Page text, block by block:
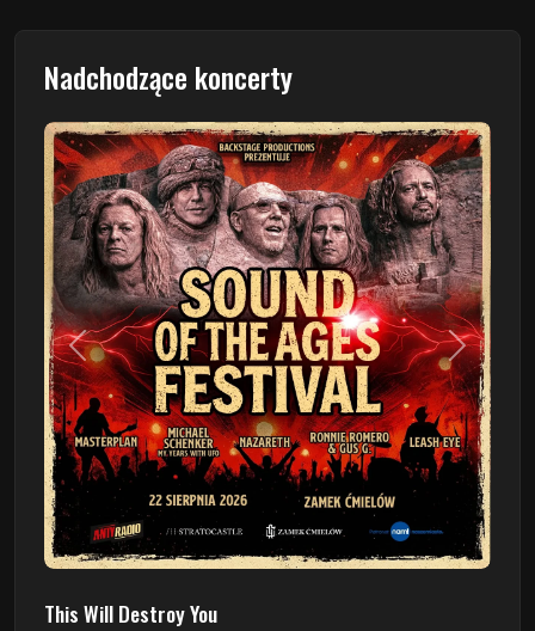
Nadchodzące koncerty
Poprzedni Następny
This Will Destroy You